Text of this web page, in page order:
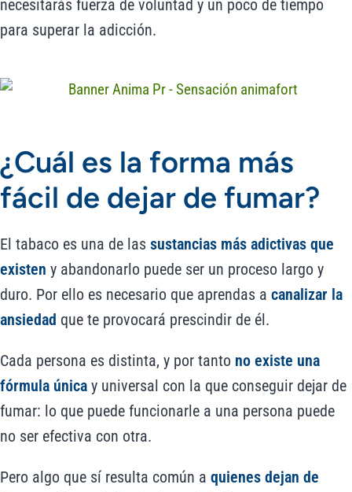
necesitarás fuerza de voluntad y un poco de tiempo
para superar la adicción.
¿Cuál es la forma más
fácil de dejar de fumar?
El tabaco es una de las sustancias más adictivas que
existen y abandonarlo puede ser un proceso largo y
duro. Por ello es necesario que aprendas a canalizar la
ansiedad que te provocará prescindir de él.
Cada persona es distinta, y por tanto no existe una
fórmula única y universal con la que conseguir dejar de
fumar: lo que puede funcionarle a una persona puede
no ser efectiva con otra.
Pero algo que sí resulta común a quienes dejan de